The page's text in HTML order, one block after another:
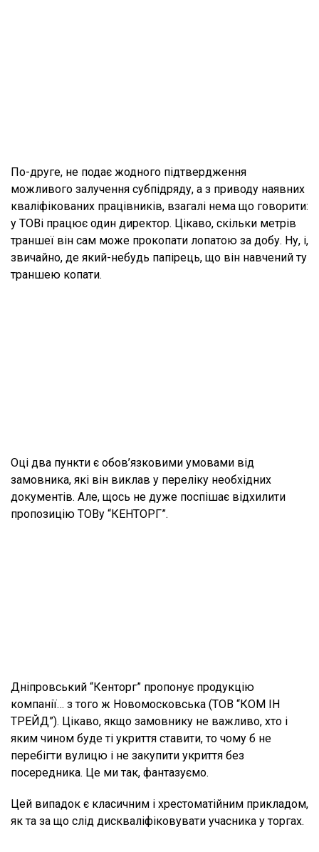
По-друге, не подає жодного підтвердження
можливого залучення субпідряду, а з приводу наявних
кваліфікованих працівників, взагалі нема що говорити:
у ТОВі працює один директор. Цікаво, скільки метрів
траншеї він сам може прокопати лопатою за добу. Ну, і,
звичайно, де який-небудь папірець, що він навчений ту
траншею копати.
Оці два пункти є обов’язковими умовами від
замовника, які він виклав у переліку необхідних
документів. Але, щось не дуже поспішає відхилити
пропозицію ТОВу “КЕНТОРГ”.
Дніпровський “Кенторг” пропонує продукцію
компанії… з того ж Новомосковська (ТОВ “КОМ ІН
ТРЕЙД”). Цікаво, якщо замовнику не важливо, хто і
яким чином буде ті укриття ставити, то чому б не
перебігти вулицю і не закупити укриття без
посередника. Це ми так, фантазуємо.
Цей випадок є класичним і хрестоматійним прикладом,
як та за що слід дискваліфіковувати учасника у торгах.